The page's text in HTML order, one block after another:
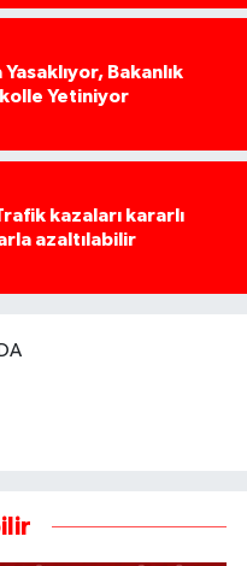
Yasaklıyor, Bakanlık
Yetiniyor
kazaları kararlı
azaltılabilir